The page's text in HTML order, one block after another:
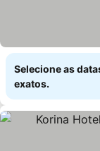
Selecione as
exatos.